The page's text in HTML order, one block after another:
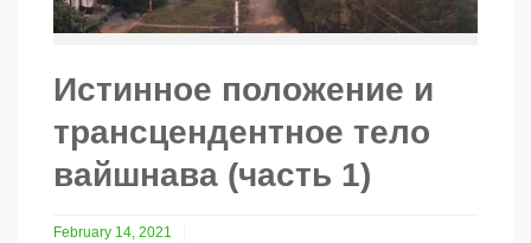
Истинное положение и
трансцендентное тело
вайшнава (часть 1)
February 14, 2021